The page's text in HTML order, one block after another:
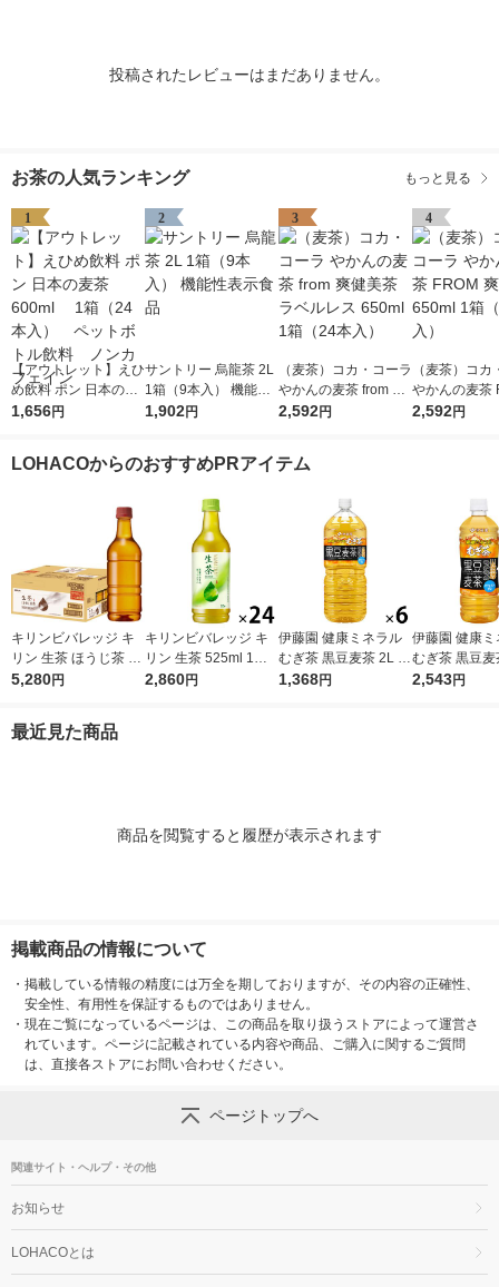
投稿されたレビューはまだありません。
お茶の人気ランキング もっと見る
1
【アウトレット】えひ
め飲料 ポン 日本の麦
茶 600ml 1箱（2
ン
1,656円
2
サントリー 烏龍茶 2L
1箱（9本入） 機能性
表示食品
1,902円
3
（麦茶）コカ・コーラ
やかんの麦茶 from 爽
健美茶 ラベルレス 65
2,592円
4
（麦茶）コカ
やかんの麦茶
爽健美茶
2,592円
LOHACOからのおすすめPRアイテム
キリンビバレッジ キ
リン 生茶 ほうじ茶 ラ
ベルレス 525ml 1セッ
5,280円
キリンビバレッジ キ
リン 生茶 525ml 1箱
（24本入） お茶 緑茶
2,860円
伊藤園 健康ミネラル
むぎ茶 黒豆麦茶 2L 1
箱（6本入）
1,368円
伊藤園 健康ミ
むぎ茶 黒豆
ml 1箱（24本
2,543円
最近見た商品
商品を閲覧すると履歴が表示されます
掲載商品の情報について
・ 掲載している情報の精度には万全を期しておりますが、その内容の正確性、
安全性、有用性を保証するものではありません。
・ 現在ご覧になっているページは、この商品を取り扱うストアによって運営さ
れています。ページに記載されている内容や商品、ご購入に関するご質問
は、直接各ストアにお問い合わせください。
ページトップへ
関連サイト・ヘルプ・その他
お知らせ
LOHACOとは